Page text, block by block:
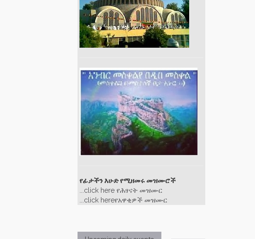
የፊታችን እሁድ የሚዘመሩ መዝሙሮች
...click here የሕፃናት መዝሙር
...click hereየአዋቂዎች መዝሙር